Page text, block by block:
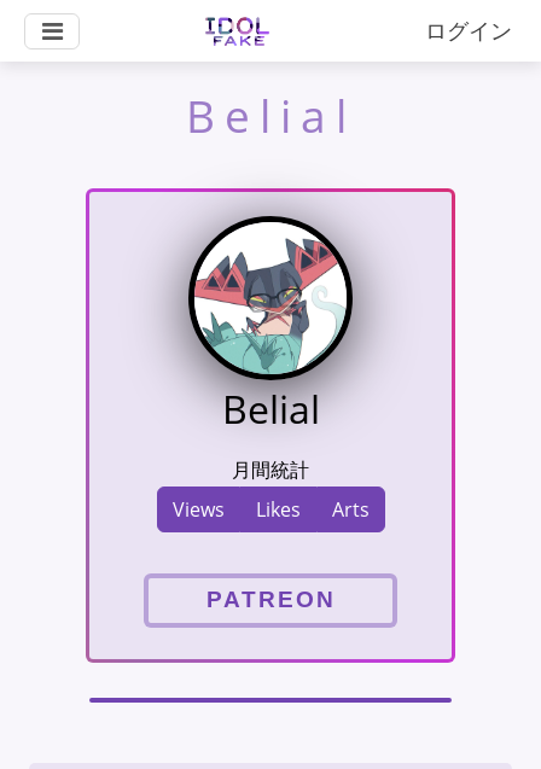
ログイン
Belial
Belial
月間統計
Views
Likes Arts
PATREON